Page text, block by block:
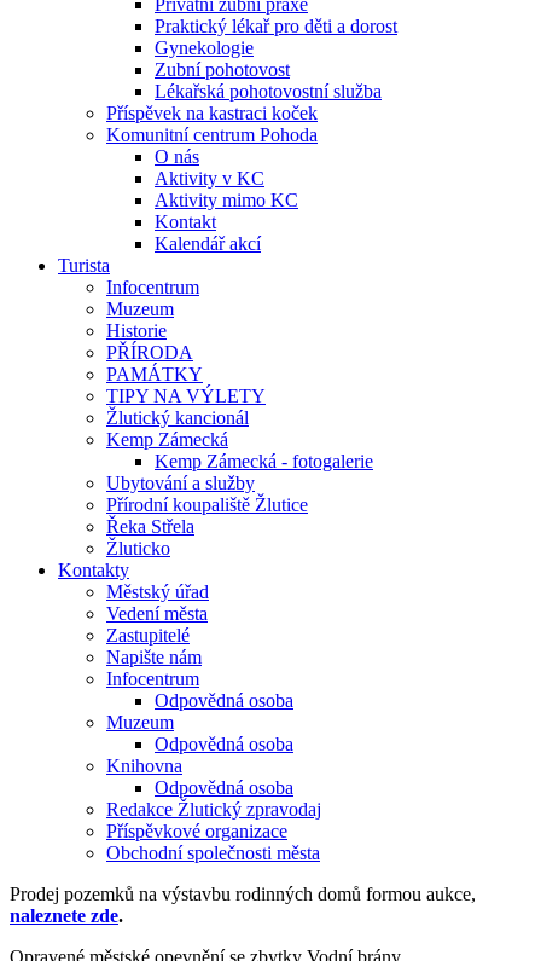
Privátní zubní praxe
Praktický lékař pro děti a dorost
Gynekologie
Zubní pohotovost
Lékařská pohotovostní služba
Příspěvek na kastraci koček
Komunitní centrum Pohoda
O nás
Aktivity v KC
Aktivity mimo KC
Kontakt
Kalendář akcí
Turista
Infocentrum
Muzeum
Historie
PŘÍRODA
PAMÁTKY
TIPY NA VÝLETY
Žlutický kancionál
Kemp Zámecká
Kemp Zámecká - fotogalerie
Ubytování a služby
Přírodní koupaliště Žlutice
Řeka Střela
Žluticko
Kontakty
Městský úřad
Vedení města
Zastupitelé
Napište nám
Infocentrum
Odpovědná osoba
Muzeum
Odpovědná osoba
Knihovna
Odpovědná osoba
Redakce Žlutický zpravodaj
Příspěvkové organizace
Obchodní společnosti města
Prodej pozemků na výstavbu rodinných domů formou aukce,
naleznete zde.
Opravené městské opevnění se zbytky Vodní brány